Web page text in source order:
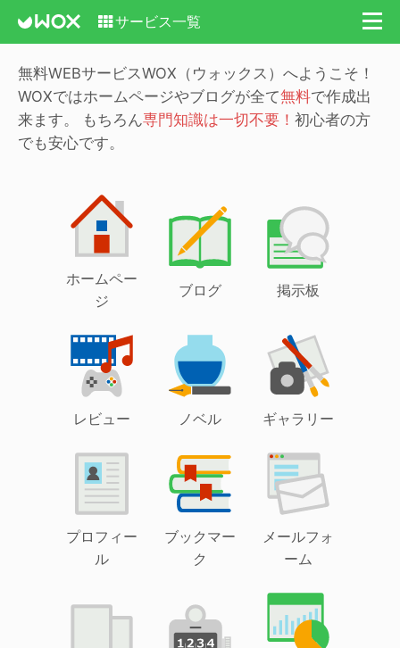
サービス一覧
無料WEBサービスWOX（ウォックス）へようこそ！
WOXではホームページやブログが全て無料で作成出
来ます。
もちろん専門知識は一切不要！ 初心者の方
でも安心です。
ホームペー
ジ
ブログ 掲示板
レビュー ノベル ギャラリー
プロフィー
ル
ブックマー
ク
メールフォ
ーム